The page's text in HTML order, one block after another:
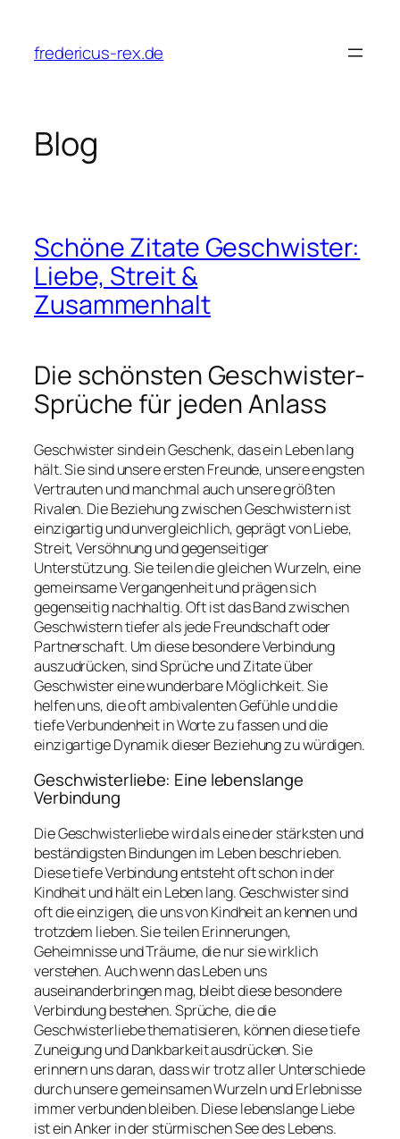
treścifredericus-rex.de
Blog
Schöne Zitate Geschwister:
Liebe, Streit &
Zusammenhalt
Die schönsten Geschwister-
Sprüche für jeden Anlass
Geschwister sind ein Geschenk, das ein Leben lang
hält. Sie sind unsere ersten Freunde, unsere engsten
Vertrauten und manchmal auch unsere größten
Rivalen. Die Beziehung zwischen Geschwistern ist
einzigartig und unvergleichlich, geprägt von Liebe,
Streit, Versöhnung und gegenseitiger
Unterstützung. Sie teilen die gleichen Wurzeln, eine
gemeinsame Vergangenheit und prägen sich
gegenseitig nachhaltig. Oft ist das Band zwischen
Geschwistern tiefer als jede Freundschaft oder
Partnerschaft. Um diese besondere Verbindung
auszudrücken, sind Sprüche und Zitate über
Geschwister eine wunderbare Möglichkeit. Sie
helfen uns, die oft ambivalenten Gefühle und die
tiefe Verbundenheit in Worte zu fassen und die
einzigartige Dynamik dieser Beziehung zu würdigen.
Geschwisterliebe: Eine lebenslange
Verbindung
Die Geschwisterliebe wird als eine der stärksten und
beständigsten Bindungen im Leben beschrieben.
Diese tiefe Verbindung entsteht oft schon in der
Kindheit und hält ein Leben lang. Geschwister sind
oft die einzigen, die uns von Kindheit an kennen und
trotzdem lieben. Sie teilen Erinnerungen,
Geheimnisse und Träume, die nur sie wirklich
verstehen. Auch wenn das Leben uns
auseinanderbringen mag, bleibt diese besondere
Verbindung bestehen. Sprüche, die die
Geschwisterliebe thematisieren, können diese tiefe
Zuneigung und Dankbarkeit ausdrücken. Sie
erinnern uns daran, dass wir trotz aller Unterschiede
durch unsere gemeinsamen Wurzeln und Erlebnisse
immer verbunden bleiben. Diese lebenslange Liebe
ist ein Anker in der stürmischen See des Lebens.